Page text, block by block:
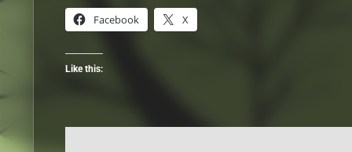
Facebook X
Like this: